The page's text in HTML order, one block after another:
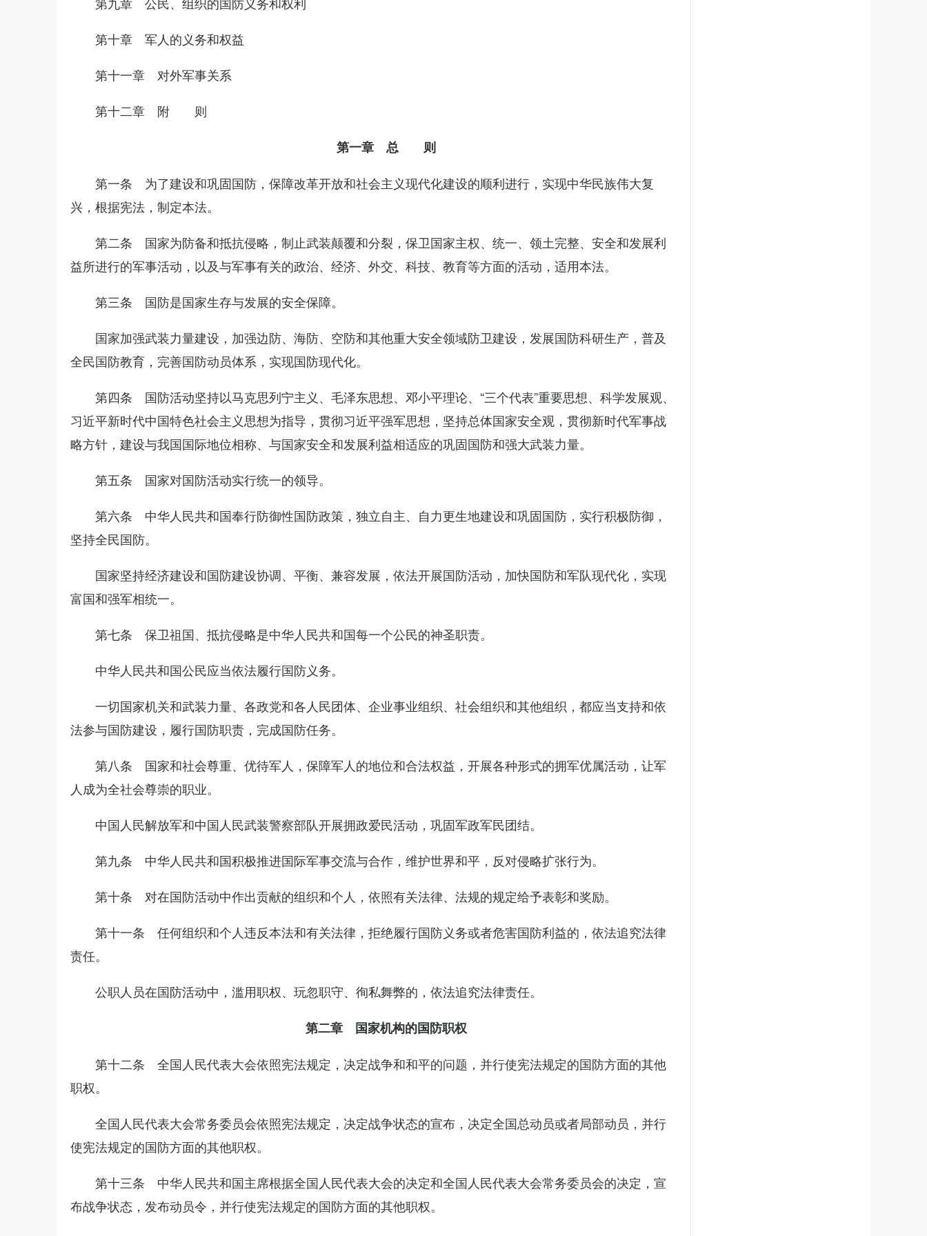
第十章 军人的义务和权益
第十一章 对外军事关系
第十二章 附 则
第一章 总 则
第一条 为了建设和巩固国防，保障改革开放和社会主义现代化建设的顺利进行，实现中华民族伟大复
兴，根据宪法，制定本法。
第二条 国家为防备和抵抗侵略，制止武装颠覆和分裂，保卫国家主权、统一、领土完整、安全和发展利
益所进行的军事活动，以及与军事有关的政治、经济、外交、科技、教育等方面的活动，适用本法。
第三条 国防是国家生存与发展的安全保障。
国家加强武装力量建设，加强边防、海防、空防和其他重大安全领域防卫建设，发展国防科研生产，普及
全民国防教育，完善国防动员体系，实现国防现代化。
第四条 国防活动坚持以马克思列宁主义、毛泽东思想、邓小平理论、“三个代表”重要思想、科学发展观、
习近平新时代中国特色社会主义思想为指导，贯彻习近平强军思想，坚持总体国家安全观，贯彻新时代军事战
略方针，建设与我国国际地位相称、与国家安全和发展利益相适应的巩固国防和强大武装力量。
第五条 国家对国防活动实行统一的领导。
第六条 中华人民共和国奉行防御性国防政策，独立自主、自力更生地建设和巩固国防，实行积极防御，
坚持全民国防。
国家坚持经济建设和国防建设协调、平衡、兼容发展，依法开展国防活动，加快国防和军队现代化，实现
富国和强军相统一。
第七条 保卫祖国、抵抗侵略是中华人民共和国每一个公民的神圣职责。
中华人民共和国公民应当依法履行国防义务。
一切国家机关和武装力量、各政党和各人民团体、企业事业组织、社会组织和其他组织，都应当支持和依
法参与国防建设，履行国防职责，完成国防任务。
第八条 国家和社会尊重、优待军人，保障军人的地位和合法权益，开展各种形式的拥军优属活动，让军
人成为全社会尊崇的职业。
中国人民解放军和中国人民武装警察部队开展拥政爱民活动，巩固军政军民团结。
第九条 中华人民共和国积极推进国际军事交流与合作，维护世界和平，反对侵略扩张行为。
第十条 对在国防活动中作出贡献的组织和个人，依照有关法律、法规的规定给予表彰和奖励。
第十一条 任何组织和个人违反本法和有关法律，拒绝履行国防义务或者危害国防利益的，依法追究法律
责任。
公职人员在国防活动中，滥用职权、玩忽职守、徇私舞弊的，依法追究法律责任。
第二章 国家机构的国防职权
第十二条 全国人民代表大会依照宪法规定，决定战争和和平的问题，并行使宪法规定的国防方面的其他
职权。
全国人民代表大会常务委员会依照宪法规定，决定战争状态的宣布，决定全国总动员或者局部动员，并行
使宪法规定的国防方面的其他职权。
第十三条 中华人民共和国主席根据全国人民代表大会的决定和全国人民代表大会常务委员会的决定，宣
布战争状态，发布动员令，并行使宪法规定的国防方面的其他职权。